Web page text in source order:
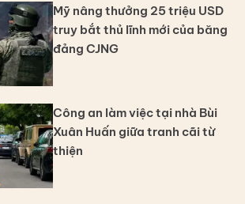
Mỹ nâng thưởng 25 triệu USD
truy bắt thủ lĩnh mới của băng
đảng CJNG
Công an làm việc tại nhà Bùi
Xuân Huấn giữa tranh cãi từ
thiện